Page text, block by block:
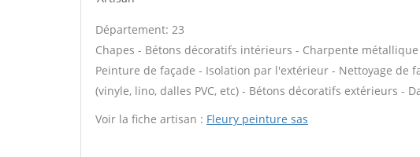
Département: 23
Chapes - Bétons décoratifs intérieurs - Charpente
Peinture de façade - Isolation par l'extérieur - Nettoyage de
(vinyle, lino, dalles PVC, etc) - Bétons décoratifs extérieurs -
Voir la fiche artisan : Fleury peinture sas